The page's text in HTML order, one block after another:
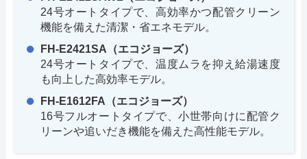
24号オートタイプで、高効率かつ配管クリーン
機能を備えた清潔・省エネモデル。
FH-E2421SA（エコジョーズ）
24号オートタイプで、温度ムラを抑え給湯速度
も向上した高効率モデル。
FH-E1612FA（エコジョーズ）
16号フルオートタイプで、小世帯向けに配管ク
リーンや追いだき機能を備えた高性能モデル。